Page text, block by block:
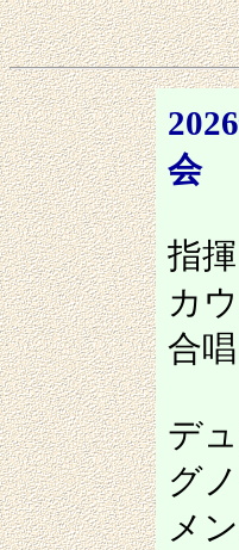
会
指
カ
合
デ
グ
メ